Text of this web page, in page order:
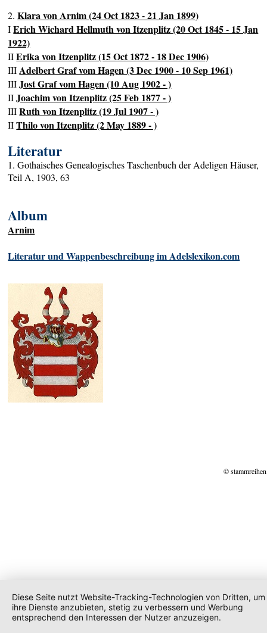
2.Klara von Arnim (24 Oct 1823 - 21 Jan 1899)
IErich Wichard Hellmuth von Itzenplitz (20 Oct 1845 - 15 Jan
1922)
IIErika von Itzenplitz (15 Oct 1872 - 18 Dec 1906)
IIIAdelbert Graf vom Hagen (3 Dec 1900 - 10 Sep 1961)
IIIJost Graf vom Hagen (10 Aug 1902 - )
IIJoachim von Itzenplitz (25 Feb 1877 - )
IIIRuth von Itzenplitz (19 Jul 1907 - )
IIThilo von Itzenplitz (2 May 1889 - )
Literatur
1. Gothaisches Genealogisches Taschenbuch der Adeligen Häuser,
Teil A, 1903, 63
Album
Arnim
Literatur und Wappenbeschreibung im Adelslexikon.com
©
Diese Seite nutzt Website-Tracking-Technologien von Dritten, um
ihre Dienste anzubieten, stetig zu verbessern und Werbung
entsprechend den Interessen der Nutzer anzuzeigen.